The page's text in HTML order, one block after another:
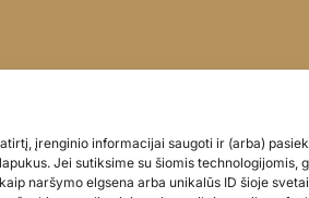
įrenginio informacijai saugoti ir (arba)
Jei sutiksime su šiomis technologijomis,
naršymo elgsena arba unikalūs ID šioje